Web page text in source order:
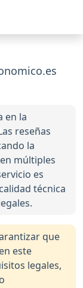
en la
reseñas
la
múltiples
es
técnica
que
este
legales,